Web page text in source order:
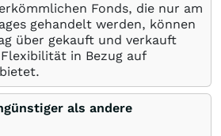
Fonds, die nur am
gehandelt werden, können
über gekauft und verkauft
in Bezug auf
als andere